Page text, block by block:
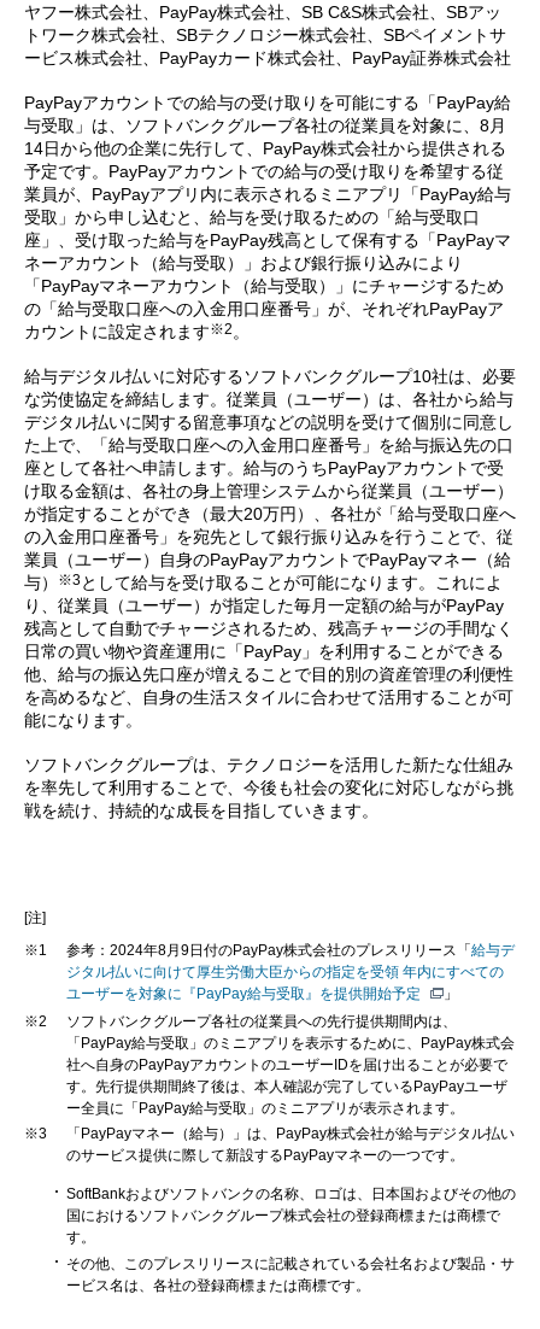
ヤフー株式会社、PayPay株式会社、SB C&S株式会社、SBアッ
トワーク株式会社、SBテクノロジー株式会社、SBペイメントサ
ービス株式会社、PayPayカード株式会社、PayPay証券株式会社
PayPayアカウントでの給与の受け取りを可能にする「PayPay給
与受取」は、ソフトバンクグループ各社の従業員を対象に、8月
14日から他の企業に先行して、PayPay株式会社から提供される
予定です。PayPayアカウントでの給与の受け取りを希望する従
業員が、PayPayアプリ内に表示されるミニアプリ「PayPay給与
受取」から申し込むと、給与を受け取るための「給与受取口
座」、受け取った給与をPayPay残高として保有する「PayPayマ
ネーアカウント（給与受取）」および銀行振り込みにより
「PayPayマネーアカウント（給与受取）」にチャージするため
の「給与受取口座への入金用口座番号」が、それぞれPayPayア
カウントに設定されます※2 。
給与デジタル払いに対応するソフトバンクグループ10社は、必要
な労使協定を締結します。従業員（ユーザー）は、各社から給与
デジタル払いに関する留意事項などの説明を受けて個別に同意し
た上で、「給与受取口座への入金用口座番号」を給与振込先の口
座として各社へ申請します。給与のうちPayPayアカウントで受
け取る金額は、各社の身上管理システムから従業員（ユーザー）
が指定することができ（最大20万円）、各社が「給与受取口座へ
の入金用口座番号」を宛先として銀行振り込みを行うことで、従
業員（ユーザー）自身のPayPayアカウントでPayPayマネー（給
与）
※3として給与を受け取ることが可能になります。これによ
り、従業員（ユーザー）が指定した毎月一定額の給与がPayPay
残高として自動でチャージされるため、残高チャージの手間なく
日常の買い物や資産運用に「PayPay」を利用することができる
他、給与の振込先口座が増えることで目的別の資産管理の利便性
を高めるなど、自身の生活スタイルに合わせて活用することが可
能になります。
ソフトバンクグループは、テクノロジーを活用した新たな仕組み
を率先して利用することで、今後も社会の変化に対応しながら挑
戦を続け、持続的な成長を目指していきます。
[注]
※1
参考：2024年8月9日付のPayPay株式会社のプレスリリース「 給与デ
ジタル払いに向けて厚生労働大臣からの指定を受領 年内にすべての
ユーザーを対象に『PayPay給与受取』を提供開始予定
」
※2
ソフトバンクグループ各社の従業員への先行提供期間内は、
「PayPay給与受取」のミニアプリを表示するために、PayPay株式会
社へ自身のPayPayアカウントのユーザーIDを届け出ることが必要で
す。先行提供期間終了後は、本人確認が完了しているPayPayユーザ
ー全員に「PayPay給与受取」のミニアプリが表示されます。
※3
「PayPayマネー（給与）」は、PayPay株式会社が給与デジタル払い
のサービス提供に際して新設するPayPayマネーの一つです。
SoftBankおよびソフトバンクの名称、ロゴは、日本国およびその他の
国におけるソフトバンクグループ株式会社の登録商標または商標で
す。
その他、このプレスリリースに記載されている会社名および製品・サ
ービス名は、各社の登録商標または商標です。